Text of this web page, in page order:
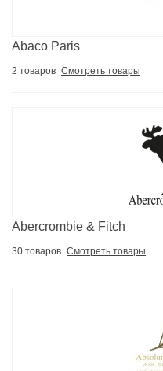
Abaco Paris
2 товаров Смотреть товары
Abercrombie & Fitch
30 товаров Смотреть товары